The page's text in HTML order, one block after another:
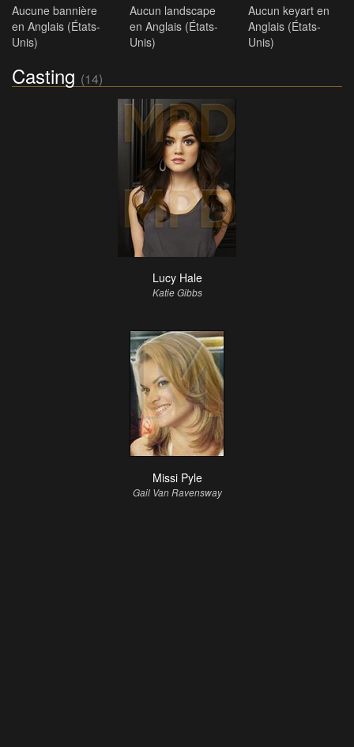
Aucune bannière
en Anglais (États-
Unis)
Aucun landscape
en Anglais (États-
Unis)
Aucun keyart en
Anglais (États-
Unis)
Casting (14)
Lucy Hale
Katie Gibbs
Missi Pyle
Gail Van Ravensway